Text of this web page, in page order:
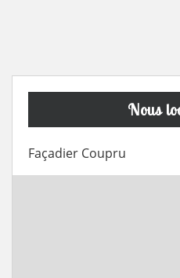
Nous
Façadier Coupru